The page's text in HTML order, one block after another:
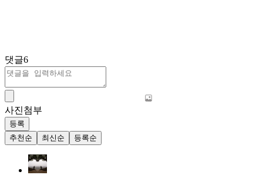
댓글6
사진첨부
등록
추천순
최신순 등록순